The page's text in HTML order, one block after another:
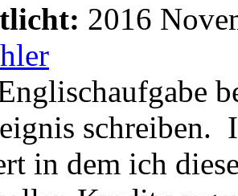
2016
schreiben.
in dem ich